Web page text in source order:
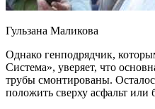
Гульзана Маликова
Однако генподрядчик,
Система», уверяет, что
трубы смонтированы.
положить сверху асфальт или